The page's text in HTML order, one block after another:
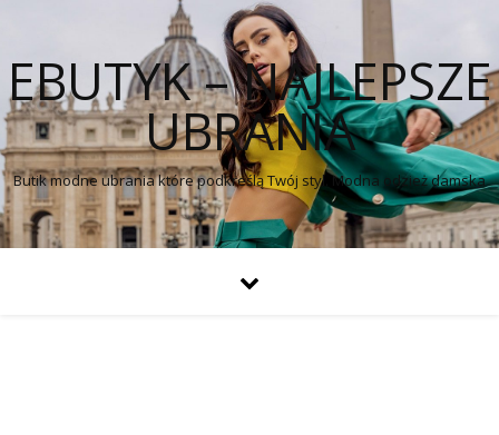
EBUTYK – NAJLEPSZE
UBRANIA
Butik modne ubrania które podkreślą Twój styl. Modna odzież damska